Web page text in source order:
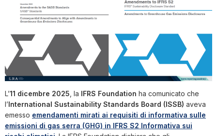
L’11 dicembre 2025 , la IFRS Foundation ha comunicato che
l’International Sustainability Standards Board (ISSB) aveva
emesso emendamenti mirati ai requisiti di informativa sulle
emissioni di gas serra (GHG) in IFRS S2 Informativa sui